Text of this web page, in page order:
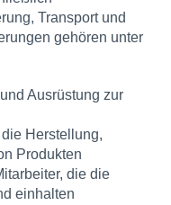
Transport und
gehören unter
Ausrüstung zur
Herstellung,
Produkten
die die
einhalten